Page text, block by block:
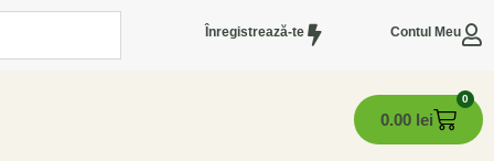
Înregistrează-te Contul Meu
0.00 lei
0